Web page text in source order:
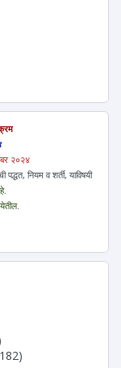
२०२४
नियम व शर्ती, याविषयी